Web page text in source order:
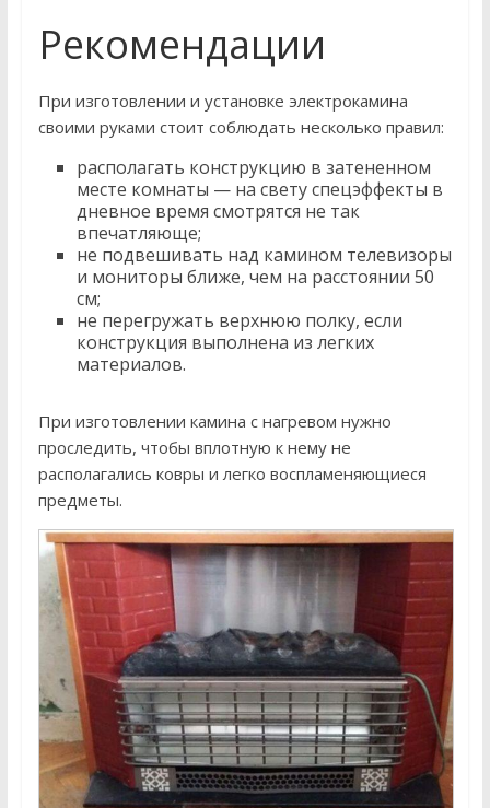
Рекомендации
При изготовлении и установке электрокамина
своими руками стоит соблюдать несколько правил:
располагать конструкцию в затененном
месте комнаты — на свету спецэффекты в
дневное время смотрятся не так
впечатляюще;
не подвешивать над камином телевизоры
и мониторы ближе, чем на расстоянии 50
см;
не перегружать верхнюю полку, если
конструкция выполнена из легких
материалов.
При изготовлении камина с нагревом нужно
проследить, чтобы вплотную к нему не
располагались ковры и легко воспламеняющиеся
предметы.